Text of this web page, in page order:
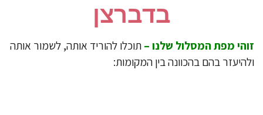
בדברצן
מפת המסלול שלנו –תוכלו להוריד אותה, לשמור אותה
בהם בהכוונה בין המקומות: